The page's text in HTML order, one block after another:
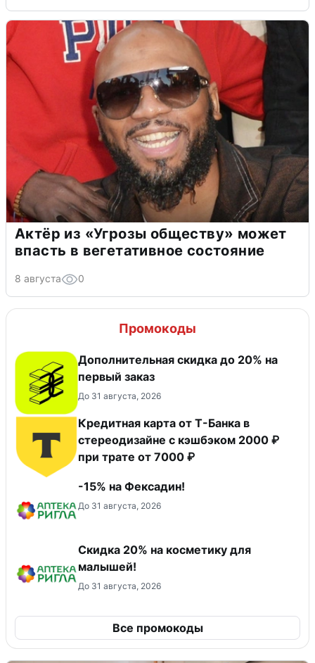
Актёр из «Угрозы обществу» может
впасть в вегетативное состояние
8 августа 0
Промокоды
Дополнительная скидка до 20% на
первый заказ
До 31 августа, 2026
Кредитная карта от Т-Банка в
стереодизайне с кэшбэком 2000 ₽
при трате от 7000 ₽
-15% на Фексадин!
До 31 августа, 2026
Скидка 20% на косметику для
малышей!
До 31 августа, 2026
Все промокоды